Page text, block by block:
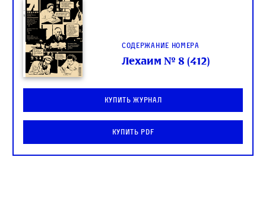
Содержание номера
Лехаим № 8 (412)
Купить журнал
Купить PDF